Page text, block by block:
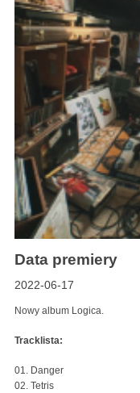
Data premiery
2022-06-17
Nowy album Logica.
Tracklista:
01. Danger
02. Tetris